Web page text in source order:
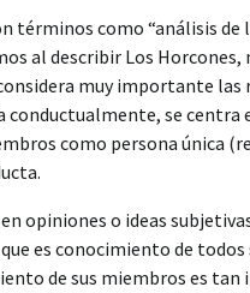
como “análisis de
al describir Los Horcones,
muy importante las
conductualmente, se
como persona única
opiniones o ideas
es conocimiento de
de sus miembros es tan